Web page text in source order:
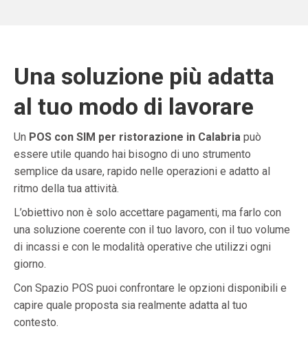
Una soluzione più adatta
al tuo modo di lavorare
Un POS con SIM per ristorazione in Calabria può
essere utile quando hai bisogno di uno strumento
semplice da usare, rapido nelle operazioni e adatto al
ritmo della tua attività.
L’obiettivo non è solo accettare pagamenti, ma farlo con
una soluzione coerente con il tuo lavoro, con il tuo volume
di incassi e con le modalità operative che utilizzi ogni
giorno.
Con Spazio POS puoi confrontare le opzioni disponibili e
capire quale proposta sia realmente adatta al tuo
contesto.